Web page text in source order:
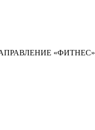
«ФИТНЕС»